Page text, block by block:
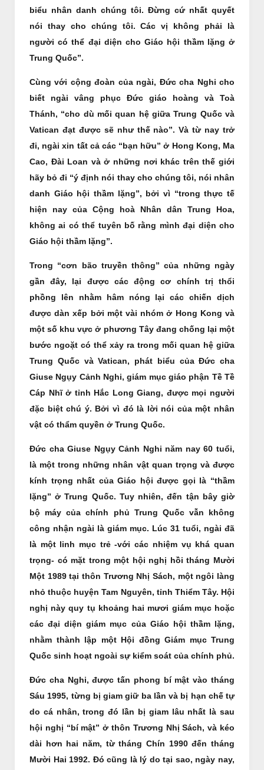
biểu nhân danh chúng tôi. Đừng cứ nhất quyết
nói thay cho chúng tôi. Các vị không phải là
người có thể đại diện cho Giáo hội thầm lặng ở
Trung Quốc”.
Cùng với cộng đoàn của ngài, Đức cha Nghi cho
biết ngài vâng phục Đức giáo hoàng và Toà
Thánh, “cho dù mối quan hệ giữa Trung Quốc và
Vatican đạt được sẽ như thế nào”. Và từ nay trở
đi, ngài xin tất cả các “bạn hữu” ở Hong Kong, Ma
Cao, Đài Loan và ở những nơi khác trên thế giới
hãy bỏ đi “ý định nói thay cho chúng tôi, nói nhân
danh Giáo hội thầm lặng”, bởi vì “trong thực tế
hiện nay của Cộng hoà Nhân dân Trung Hoa,
không ai có thể tuyên bố rằng mình đại diện cho
Giáo hội thầm lặng”.
Trong “cơn bão truyền thông” của những ngày
gần đây, lại được các động cơ chính trị thổi
phồng lên nhằm hâm nóng lại các chiến dịch
được dàn xếp bởi một vài nhóm ở Hong Kong và
một số khu vực ở phương Tây đang chống lại một
bước ngoặt có thể xảy ra trong mối quan hệ giữa
Trung Quốc và Vatican, phát biểu của Đức cha
Giuse Ngụy Cảnh Nghi, giám mục giáo phận Tề Tề
Cáp Nhĩ ở tỉnh Hắc Long Giang, được mọi người
đặc biệt chú ý. Bởi vì đó là lời nói của một nhân
vật có thẩm quyền ở Trung Quốc.
Đức cha Giuse Ngụy Cảnh Nghi năm nay 60 tuổi,
là một trong những nhân vật quan trọng và được
kính trọng nhất của Giáo hội được gọi là “thầm
lặng” ở Trung Quốc. Tuy nhiên, đến tận bây giờ
bộ máy của chính phủ Trung Quốc vẫn không
công nhận ngài là giám mục. Lúc 31 tuổi, ngài đã
là một linh mục trẻ -với các nhiệm vụ khá quan
trọng- có mặt trong một hội nghị hồi tháng Mười
Một 1989 tại thôn Trương Nhị Sách, một ngôi làng
nhỏ thuộc huyện Tam Nguyên, tỉnh Thiểm Tây. Hội
nghị này quy tụ khoảng hai mươi giám mục hoặc
các đại diện giám mục của Giáo hội thầm lặng,
nhằm thành lập một Hội đồng Giám mục Trung
Quốc sinh hoạt ngoài sự kiểm soát của chính phủ.
Đức cha Nghi, được tấn phong bí mật vào tháng
Sáu 1995, từng bị giam giữ ba lần và bị hạn chế tự
do cá nhân, trong đó lần bị giam lâu nhất là sau
hội nghị “bí mật” ở thôn Trương Nhị Sách, và kéo
dài hơn hai năm, từ tháng Chín 1990 đến tháng
Mười Hai 1992. Đó cũng là lý do tại sao, ngày nay,